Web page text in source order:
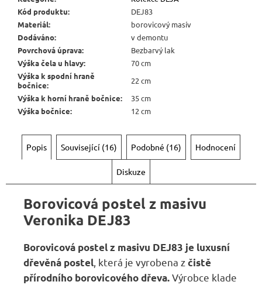
Kód produktu:
DEJ83
Materiál:
borovicový masív
Dodáváno:
v demontu
Povrchová úprava:
Bezbarvý lak
Výška čela u hlavy:
70 cm
Výška k spodní hraně
bočnice:
22 cm
Výška k horní hraně bočnice:
35 cm
Výška bočnice: 12 cm
Popis Související (16) Podobné (16) Hodnocení
Diskuze
Borovicová postel z masivu
Veronika DEJ83
Borovicová postel z masivu DEJ83 je luxusní
dřevěná postel, která je vyrobena zčistě
přírodního borovicového dřeva.Výrobce klade